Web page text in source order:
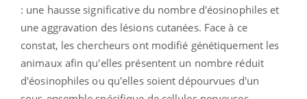
: une hausse significative du nombre d'éosinophiles et
une aggravation des lésions cutanées. Face à ce
constat, les chercheurs ont modifié génétiquement les
animaux afin qu'elles présentent un nombre réduit
d'éosinophiles ou qu'elles soient dépourvues d'un